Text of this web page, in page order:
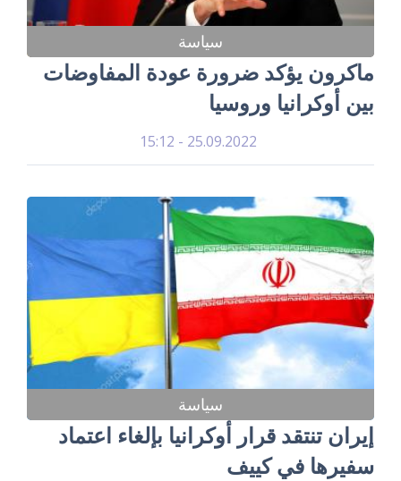
سياسة
ماكرون يؤكد ضرورة عودة المفاوضات
بين أوكرانيا وروسيا
25.09.2022 - 15:12
سياسة
إيران تنتقد قرار أوكرانيا بإلغاء اعتماد
سفيرها في كييف